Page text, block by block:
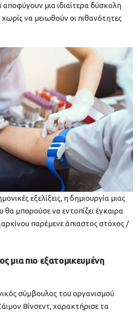
αποφύγουν μια ιδιαίτερα δύσκολη
να μειωθούν οι πιθανότητες
εξελίξεις, η δημιουργία μιας
θα μπορούσε να εντοπίζει έγκαιρα
παρέμενε άπιαστος στόχος /
μια πιο εξατομικευμένη
σύμβουλος του οργανισμού
Βίνσεντ, χαρακτήρισε τα